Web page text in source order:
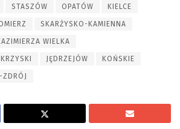
STASZÓW OPATÓW KIELCE
SKARŻYSKO-KAMIENNA
WIELKA
JĘDRZEJÓW KOŃSKIE